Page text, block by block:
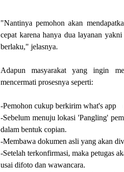
"Nantinya pemohon akan
cepat karena hanya dua layanan
berlaku," jelasnya.
Adapun masyarakat yang ingin
mencermati prosesnya seperti:
-Pemohon cukup berkirim what's app
-Sebelum menuju lokasi 'Pangling'
dalam bentuk copian.
-Membawa dokumen asli yang akan
-Setelah terkonfirmasi, maka petugas
usai difoto dan wawancara.